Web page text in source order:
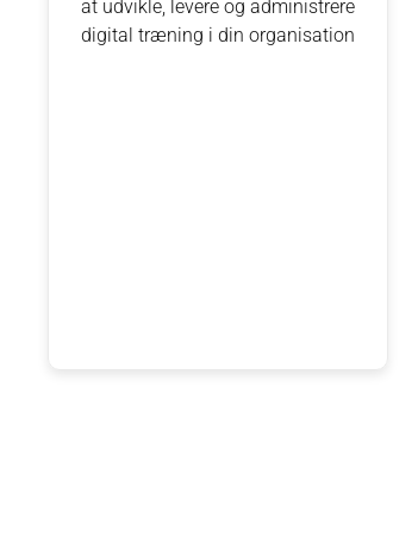
at udvikle, levere og administrere
digital træning i din organisation